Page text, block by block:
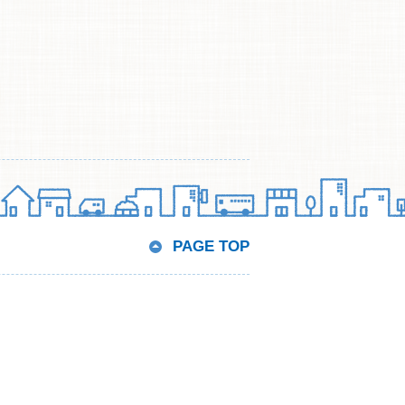
PAGE TOP